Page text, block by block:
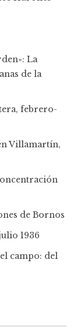
La
de la
febrero-
Villamartín,
de Bornos
1936
campo: del